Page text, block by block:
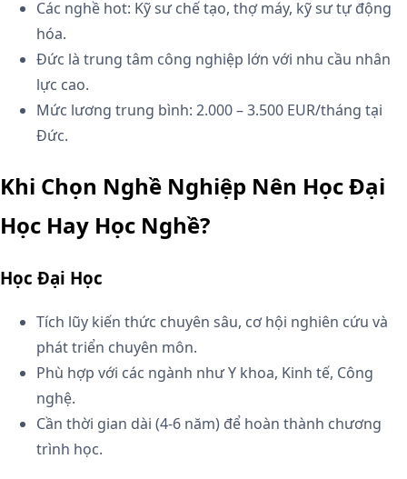
Các nghề hot: Kỹ sư chế tạo, thợ máy, kỹ sư tự động
hóa.
Đức là trung tâm công nghiệp lớn với nhu cầu nhân
lực cao.
Mức lương trung bình: 2.000 – 3.500 EUR/tháng tại
Đức.
Khi Chọn Nghề Nghiệp Nên Học Đại
Học Hay Học Nghề?
Học Đại Học
Tích lũy kiến thức chuyên sâu, cơ hội nghiên cứu và
phát triển chuyên môn.
Phù hợp với các ngành như Y khoa, Kinh tế, Công
nghệ.
Cần thời gian dài (4-6 năm) để hoàn thành chương
trình học.